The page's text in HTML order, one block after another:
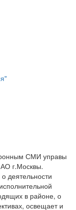
СМИ управы
г.Москвы.
деятельности
в районе, о
освещает и